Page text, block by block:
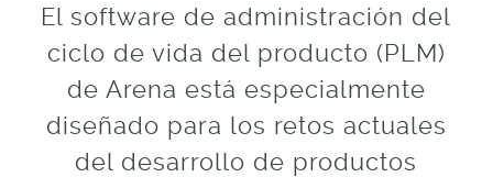
El software de administración del
ciclo de vida del producto (PLM)
de Arena está especialmente
diseñado para los retos actuales
del desarrollo de productos